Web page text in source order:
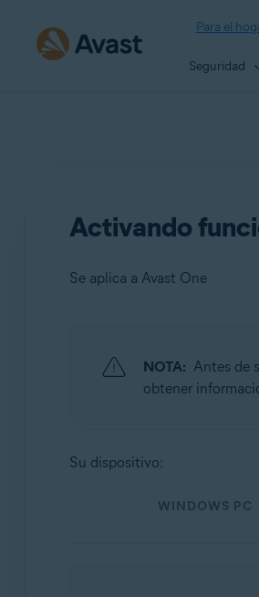
Para el
Seguridad
Activando
Se aplica a Avast One
Avast One
NOTA: Antes de
obtener
Su dispositivo:
WINDOWS PC